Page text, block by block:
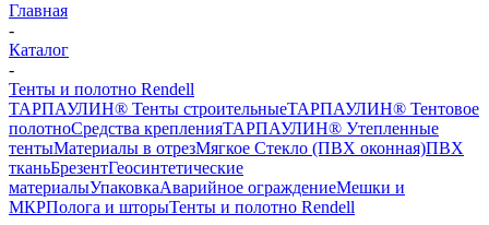
Главная
-
Каталог
-
Тенты и полотно Rendell
ТАРПАУЛИН® Тенты строительныеТАРПАУЛИН® Тентовое
полотноСредства крепленияТАРПАУЛИН® Утепленные
тентыМатериалы в отрезМягкое Стекло (ПВХ оконная)ПВХ
тканьБрезентГеосинтетические
материалыУпаковкаАварийное ограждениеМешки и
МКРПолога и шторыТенты и полотно Rendell